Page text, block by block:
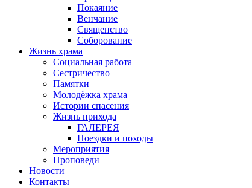
Покаяние
Венчание
Священство
Соборование
Жизнь храма
Социальная работа
Сестричество
Памятки
Молодёжка храма
Истории спасения
Жизнь прихода
ГАЛЕРЕЯ
Поездки и походы
Мероприятия
Проповеди
Новости
Контакты